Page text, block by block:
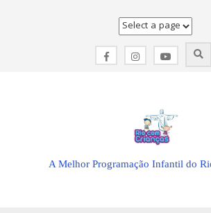
A Melhor Programação Infantil do